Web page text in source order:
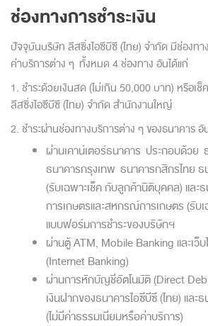
ช่องทางการชำระเงิน
ปัจจุบันบริษัท ลีสซิ่งไอซีบีซี (ไทย) จำกัด มีช่องทา
ค่าบริการต่าง ๆ ทั้งหมด 4 ช่องทาง อันได้แก่
1. ชำระด้วยเงินสด (ไม่เกิน 50,000 บาท) หรือเ
ลีสซิ่งไอซีบีซี (ไทย) จำกัด สำนักงานใหญ่
2. ชำระผ่านช่องทางบริการต่าง ๆ ของธนาคาร อั
ผ่านเคาน์เตอร์ธนาคาร ประกอบด้วย
ธนาคารกรุงเทพ ธนาคารกสิกรไทย
(รับเฉพาะเช็ค กับลูกค้านิติบุคคล) และ
การเกษตรและสหกรณ์การเกษตร (รับเ
แบบฟอร์มการชำระของบริษัทฯ
ผ่านตู้ ATM, Mobile Banking และเว็
(Internet Banking)
ผ่านการหักบัญชีอัตโนมัติ (Direct
เงินฝากของธนาคารไอซีบีซี (ไทย) แล
(ไม่มีค่าธรรมเนียมหรือค่าบริการ)